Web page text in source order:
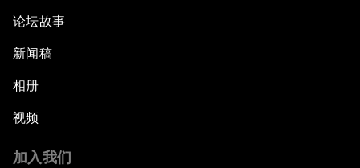
论坛故事
新闻稿
相册
视频
加入我们